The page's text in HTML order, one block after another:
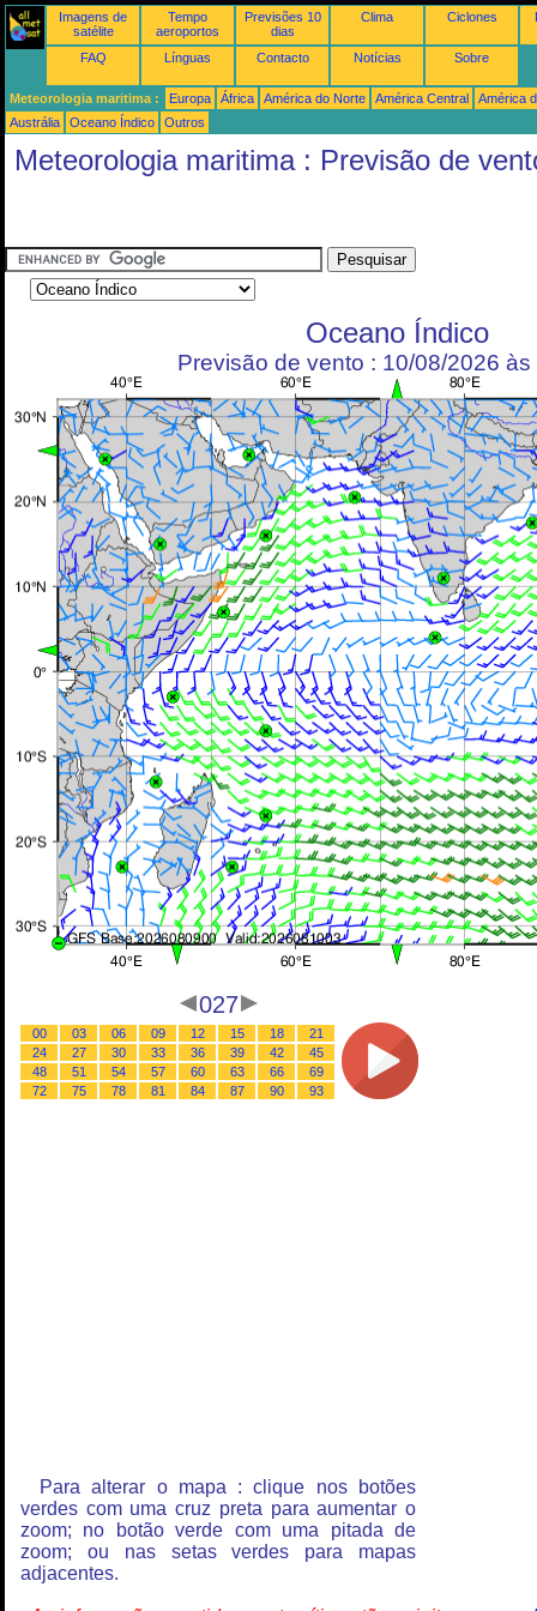
Imagens de
satélite
Tempo
aeroportos
Previsões 10
dias
Clima Ciclones
FAQ Línguas Contacto Notícias Sobre
Meteorologia maritima : Europa África América do Norte América Central
América
Austrália
Oceano Índico Outros
Meteorologia maritima : Previsão de
Oceano Índico
Previsão de vento : 10/08/2026 às
027
00 03 06 09 12 15 18
21
24
27 30 33 36 39 42
45
48
51 54 57 60 63 66
69
72
75 78 81 84 87 90 93
Para alterar o mapa : clique nos botões
verdes com uma cruz preta para aumentar o
zoom; no botão verde com uma pitada de
zoom; ou nas setas verdes para mapas
adjacentes.